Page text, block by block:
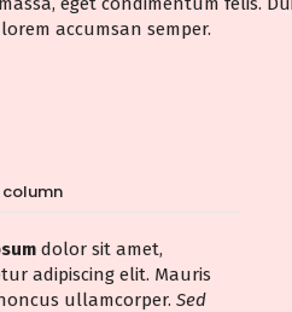
accumsan semper.
dolor sit amet,
adipiscing elit. Mauris
ullamcorper. Sed